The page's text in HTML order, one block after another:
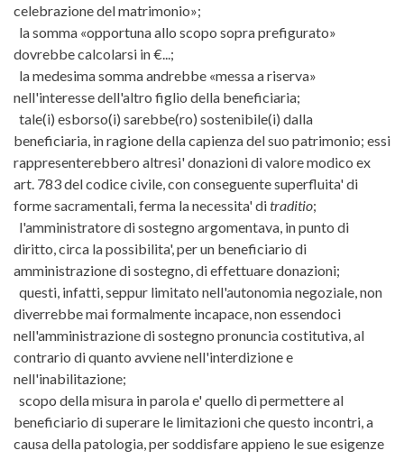
celebrazione del matrimonio»;
la somma «opportuna allo scopo sopra prefigurato»
dovrebbe calcolarsi in €...;
la medesima somma andrebbe «messa a riserva»
nell'interesse dell'altro figlio della beneficiaria;
tale(i) esborso(i) sarebbe(ro) sostenibile(i) dalla
beneficiaria, in ragione della capienza del suo patrimonio; essi
rappresenterebbero altresi' donazioni di valore modico ex
art. 783 del codice civile, con conseguente superfluita' di
forme sacramentali, ferma la necessita' ditraditio;
l'amministratore di sostegno argomentava, in punto di
diritto, circa la possibilita', per un beneficiario di
amministrazione di sostegno, di effettuare donazioni;
questi, infatti, seppur limitato nell'autonomia negoziale, non
diverrebbe mai formalmente incapace, non essendoci
nell'amministrazione di sostegno pronuncia costitutiva, al
contrario di quanto avviene nell'interdizione e
nell'inabilitazione;
scopo della misura in parola e' quello di permettere al
beneficiario di superare le limitazioni che questo incontri, a
causa della patologia, per soddisfare appieno le sue esigenze